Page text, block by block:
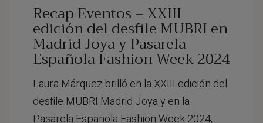
Recap Eventos – XXIII
edición del desfile MUBRI en
Madrid Joya y Pasarela
Española Fashion Week 2024
Laura Márquez brilló en la XXIII edición del
desfile MUBRI Madrid Joya y en la
Pasarela Española Fashion Week 2024,